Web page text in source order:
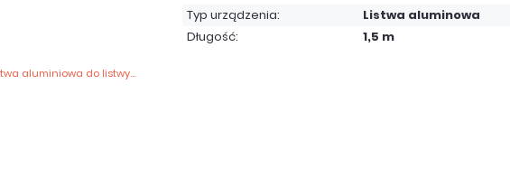
Typ urządzenia:
Listwa aluminowa
Długość:
1,5 m